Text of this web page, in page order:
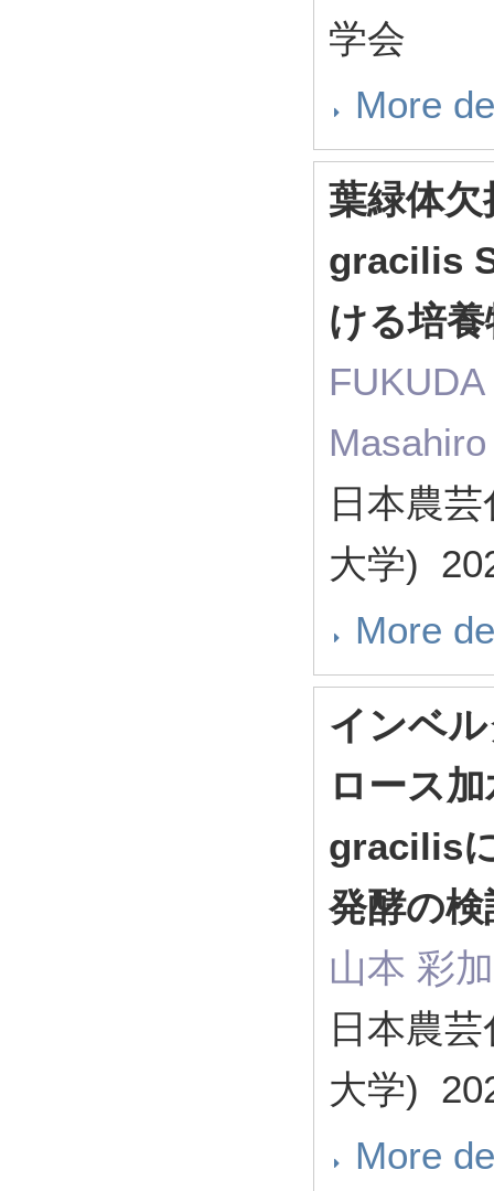
学会
More
葉緑体
gracilis
ける培
日本農
大学)
More
インベ
ロース
gracilis
発酵の検
山本 彩
日本農
大学)
More